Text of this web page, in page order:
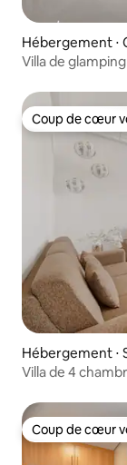
Hébergement ⋅
Villa de
Coup de cœur
Coup de cœur
Hébergement ⋅
Villa de 4
Coup de cœur
Coup de cœur